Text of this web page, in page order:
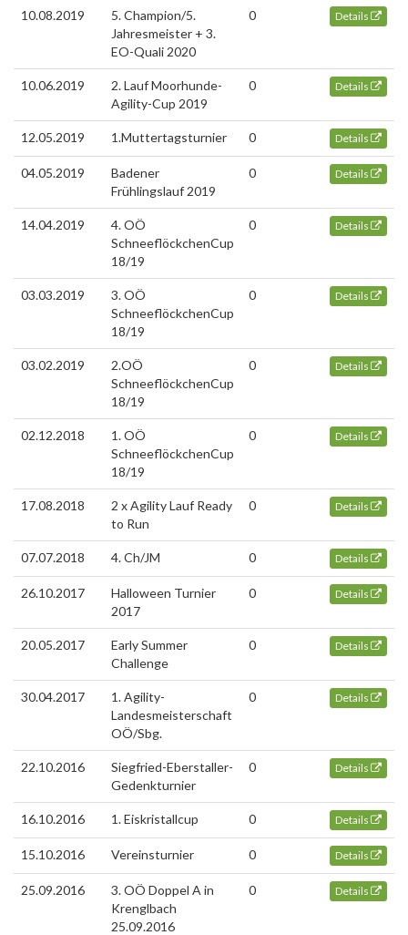
10.08.2019
5. Champion/5.
Jahresmeister + 3.
EO-Quali 2020
0 Details
10.06.2019
2. Lauf Moorhunde-
Agility-Cup 2019
0 Details
12.05.2019 1.Muttertagsturnier 0 Details
04.05.2019
Badener
Frühlingslauf 2019
0 Details
14.04.2019
4. OÖ
SchneeflöckchenCup
18/19
0 Details
03.03.2019
3. OÖ
SchneeflöckchenCup
18/19
0 Details
03.02.2019
2.OÖ
SchneeflöckchenCup
18/19
0 Details
02.12.2018
1. OÖ
SchneeflöckchenCup
18/19
0 Details
17.08.2018
2 x Agility Lauf Ready
to Run
0 Details
07.07.2018 4. Ch/JM 0 Details
26.10.2017
Halloween Turnier
2017
0 Details
20.05.2017
Early Summer
Challenge
0 Details
30.04.2017
1. Agility-
Landesmeisterschaft
OÖ/Sbg.
0 Details
22.10.2016
Siegfried-Eberstaller-
Gedenkturnier
0 Details
16.10.2016 1. Eiskristallcup 0 Details
15.10.2016 Vereinsturnier 0 Details
25.09.2016
3. OÖ Doppel A in
Krenglbach
25.09.2016
0 Details